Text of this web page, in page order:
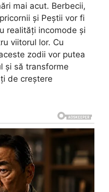
mai acut. Berbecii,
și Peștii vor fi
realități incomode și
viitorul lor. Cu
zodii vor putea
și să transforme
de creștere